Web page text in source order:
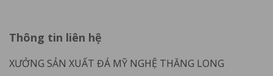
Thông tin liên hệ
XƯỞNG SẢN XUẤT ĐÁ MỸ NGHỆ THĂNG LONG